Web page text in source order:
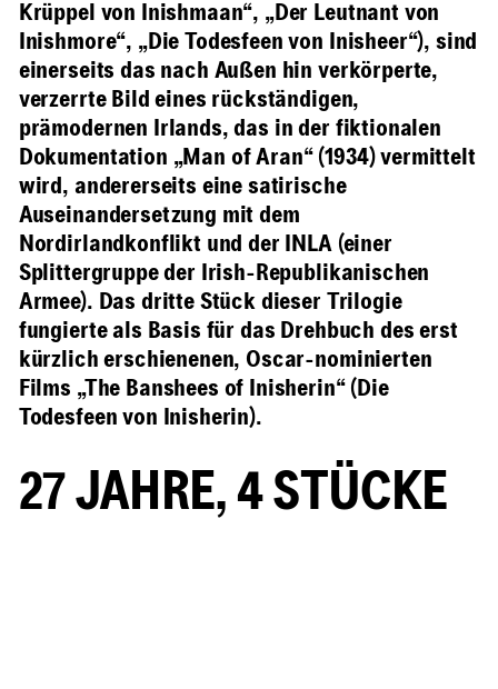
Krüppel von Inishmaan“, „Der Leutnant von
Inishmore“, „Die Todesfeen von Inisheer“), sind
einerseits das nach Außen hin verkörperte,
verzerrte Bild eines rückständigen,
prämodernen Irlands, das in der fiktionalen
Dokumentation „Man of Aran“ (1934) vermittelt
wird, andererseits eine satirische
Auseinandersetzung mit dem
Nordirlandkonflikt und der INLA (einer
Splittergruppe der Irish-Republikanischen
Armee). Das dritte Stück dieser Trilogie
fungierte als Basis für das Drehbuch des erst
kürzlich erschienenen, Oscar-nominierten
Films „The Banshees of Inisherin“ (Die
Todesfeen von Inisherin).
27 JAHRE, 4 STÜCKE